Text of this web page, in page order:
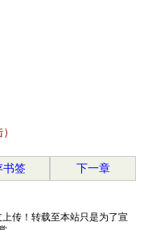
书签 下一章
传！转载至本站只是为了宣